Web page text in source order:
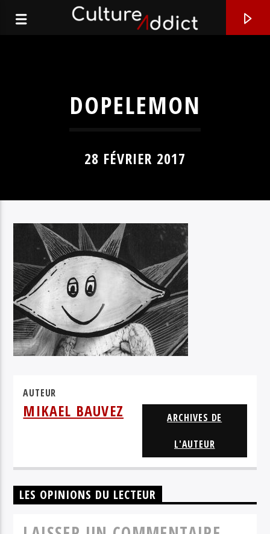
EN CE MOMENT
VOLCANO
GUSSSTAVE
DOPELEMON
28 FÉVRIER 2017
AUTEUR
MIKAEL BAUVEZ
ARCHIVES DE
L'AUTEUR
LES OPINIONS DU LECTEUR